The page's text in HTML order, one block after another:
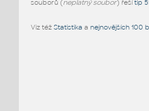
souborů (neplatný soubor) řešítip
Viz též Statistika a nejnovějších 100